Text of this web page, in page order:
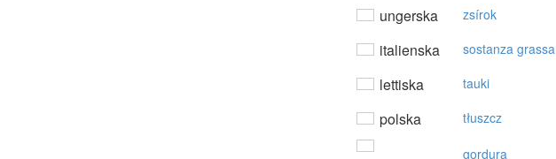
ungerska zsírok
italienska sostanza grassa
lettiska tauki
polska tłuszcz
gordura